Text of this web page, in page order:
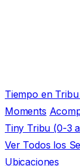
Tiempo en
Moments
Tiny Tribu (0-3
Ver Todos los
Ubicaciones